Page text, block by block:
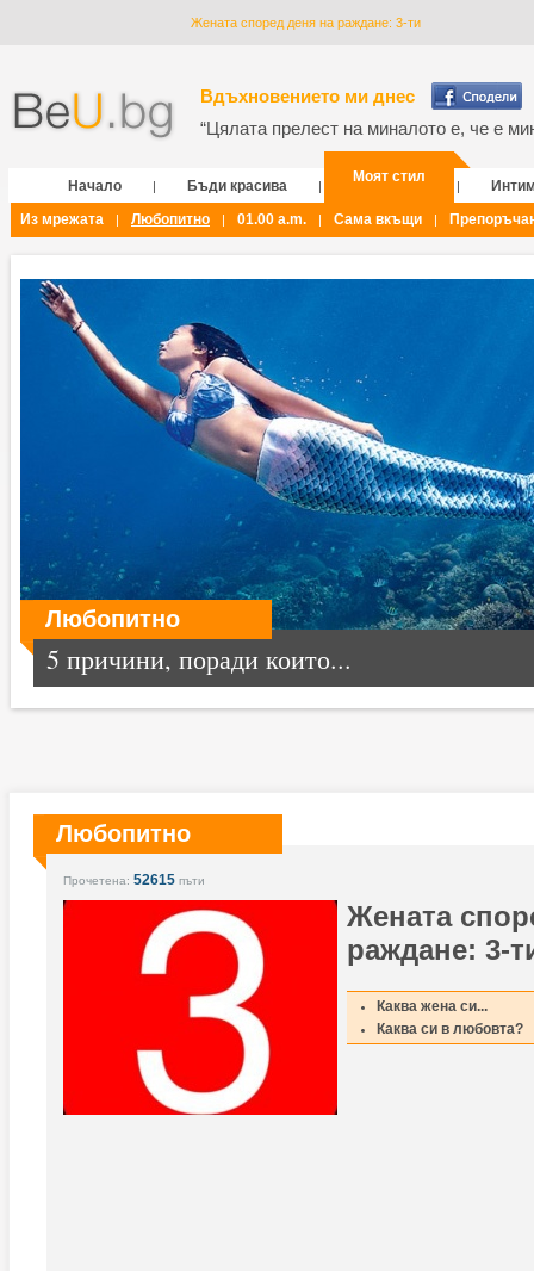
Жената според деня на раждане: 3-ти
Вдъхновението ми днес
“Цялата прелест на миналото е, че е
Начало | Бъди красива |
Моят стил
|
Из мрежата
| Любопитно | 01.00 a.m. | Сама вкъщи |
Любопитно
5 причини, поради които...
Любопитно
Прочетена: 52615 пъти
Жената
раждане: 3-
Каква жена си...
Каква си в любовта?